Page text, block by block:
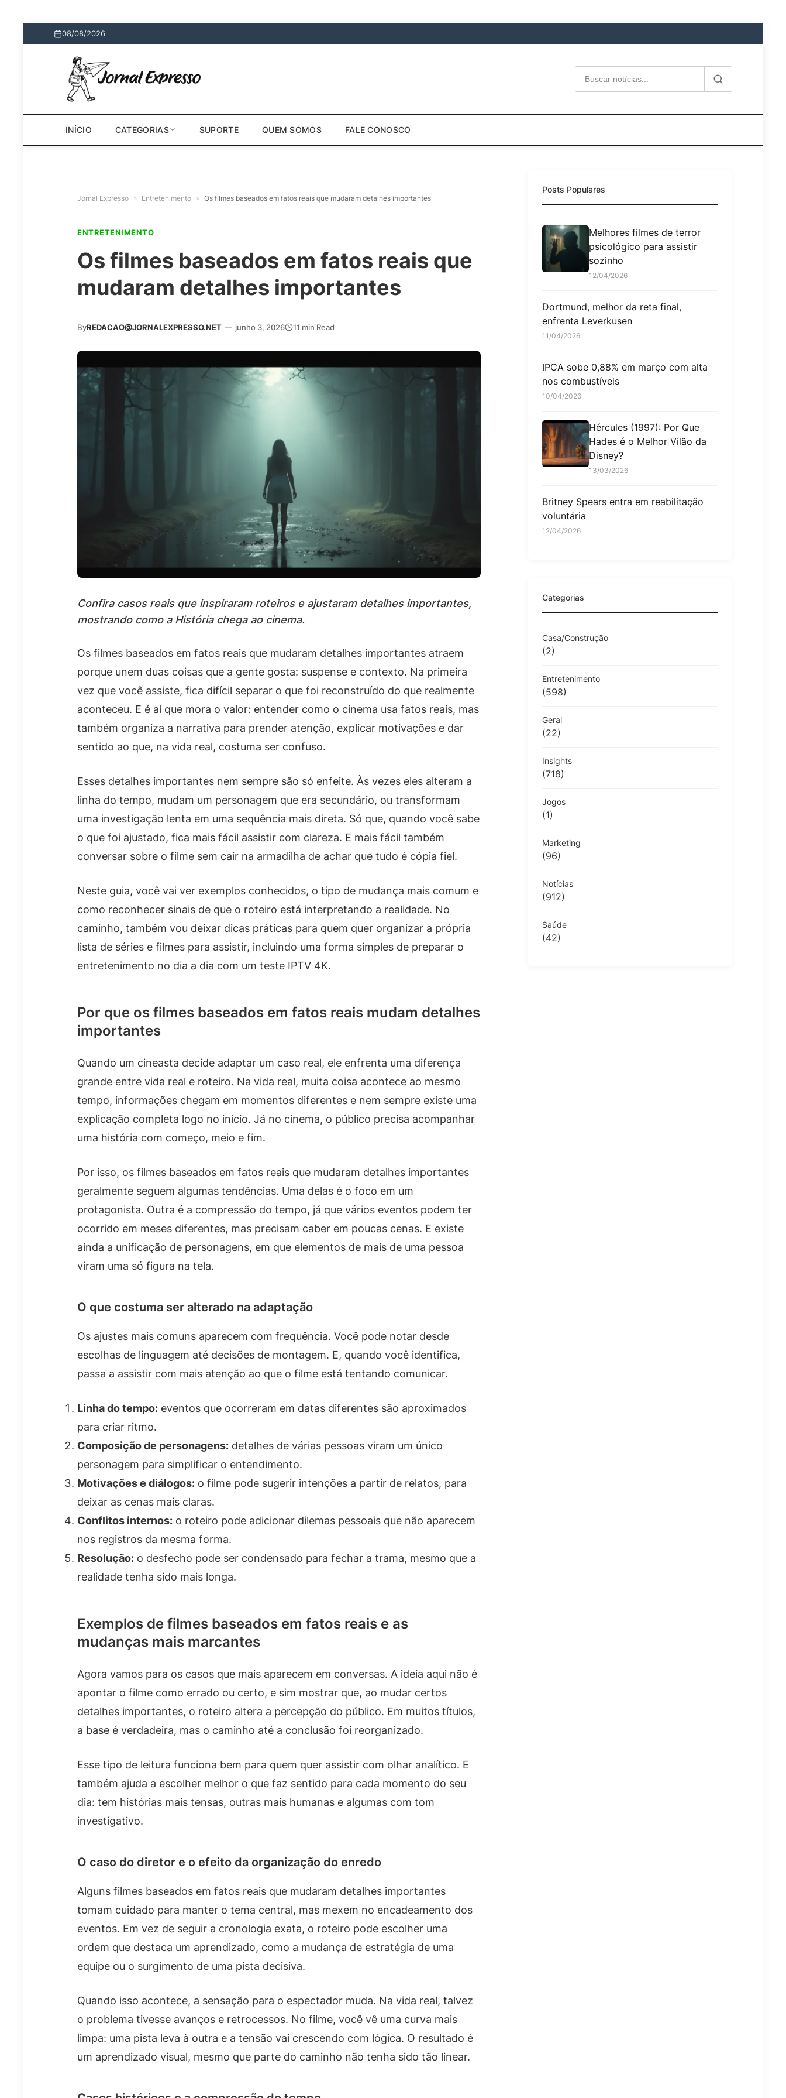
08/08/2026
INÍCIO CATEGORIAS SUPORTE QUEM SOMOS FALE CONOSCO
Jornal Expresso » Entretenimento » Os filmes baseados em fatos reais que mudaram detalhes importantes
ENTRETENIMENTO
Os filmes baseados em fatos reais que
mudaram detalhes importantes
ByREDACAO@JORNALEXPRESSO.NET — junho 3, 2026 11 min Read
Confira casos reais que inspiraram roteiros e ajustaram detalhes importantes,
mostrando como a História chega ao cinema.
Os filmes baseados em fatos reais que mudaram detalhes importantes atraem
porque unem duas coisas que a gente gosta: suspense e contexto. Na primeira
vez que você assiste, fica difícil separar o que foi reconstruído do que realmente
aconteceu. E é aí que mora o valor: entender como o cinema usa fatos reais, mas
também organiza a narrativa para prender atenção, explicar motivações e dar
sentido ao que, na vida real, costuma ser confuso.
Esses detalhes importantes nem sempre são só enfeite. Às vezes eles alteram a
linha do tempo, mudam um personagem que era secundário, ou transformam
uma investigação lenta em uma sequência mais direta. Só que, quando você sabe
o que foi ajustado, fica mais fácil assistir com clareza. E mais fácil também
conversar sobre o filme sem cair na armadilha de achar que tudo é cópia fiel.
Neste guia, você vai ver exemplos conhecidos, o tipo de mudança mais comum e
como reconhecer sinais de que o roteiro está interpretando a realidade. No
caminho, também vou deixar dicas práticas para quem quer organizar a própria
lista de séries e filmes para assistir, incluindo uma forma simples de preparar o
entretenimento no dia a dia com um teste IPTV 4K.
Por que os filmes baseados em fatos reais mudam detalhes
importantes
Quando um cineasta decide adaptar um caso real, ele enfrenta uma diferença
grande entre vida real e roteiro. Na vida real, muita coisa acontece ao mesmo
tempo, informações chegam em momentos diferentes e nem sempre existe uma
explicação completa logo no início. Já no cinema, o público precisa acompanhar
uma história com começo, meio e fim.
Por isso, os filmes baseados em fatos reais que mudaram detalhes importantes
geralmente seguem algumas tendências. Uma delas é o foco em um
protagonista. Outra é a compressão do tempo, já que vários eventos podem ter
ocorrido em meses diferentes, mas precisam caber em poucas cenas. E existe
ainda a unificação de personagens, em que elementos de mais de uma pessoa
viram uma só figura na tela.
O que costuma ser alterado na adaptação
Os ajustes mais comuns aparecem com frequência. Você pode notar desde
escolhas de linguagem até decisões de montagem. E, quando você identifica,
passa a assistir com mais atenção ao que o filme está tentando comunicar.
Linha do tempo: eventos que ocorreram em datas diferentes são aproximados
para criar ritmo.
Composição de personagens: detalhes de várias pessoas viram um único
personagem para simplificar o entendimento.
Motivações e diálogos: o filme pode sugerir intenções a partir de relatos, para
deixar as cenas mais claras.
Conflitos internos: o roteiro pode adicionar dilemas pessoais que não aparecem
nos registros da mesma forma.
Resolução: o desfecho pode ser condensado para fechar a trama, mesmo que a
realidade tenha sido mais longa.
Exemplos de filmes baseados em fatos reais e as
mudanças mais marcantes
Agora vamos para os casos que mais aparecem em conversas. A ideia aqui não é
apontar o filme como errado ou certo, e sim mostrar que, ao mudar certos
detalhes importantes, o roteiro altera a percepção do público. Em muitos títulos,
a base é verdadeira, mas o caminho até a conclusão foi reorganizado.
Esse tipo de leitura funciona bem para quem quer assistir com olhar analítico. E
também ajuda a escolher melhor o que faz sentido para cada momento do seu
dia: tem histórias mais tensas, outras mais humanas e algumas com tom
investigativo.
O caso do diretor e o efeito da organização do enredo
Alguns filmes baseados em fatos reais que mudaram detalhes importantes
tomam cuidado para manter o tema central, mas mexem no encadeamento dos
eventos. Em vez de seguir a cronologia exata, o roteiro pode escolher uma
ordem que destaca um aprendizado, como a mudança de estratégia de uma
equipe ou o surgimento de uma pista decisiva.
Quando isso acontece, a sensação para o espectador muda. Na vida real, talvez
o problema tivesse avanços e retrocessos. No filme, você vê uma curva mais
limpa: uma pista leva à outra e a tensão vai crescendo com lógica. O resultado é
um aprendizado visual, mesmo que parte do caminho não tenha sido tão linear.
Posts Populares
Melhores filmes de terror
psicológico para assistir
sozinho
12/04/2026
Dortmund, melhor da reta final,
enfrenta Leverkusen
11/04/2026
IPCA sobe 0,88% em março com alta
nos combustíveis
10/04/2026
Hércules (1997): Por Que
Hades é o Melhor Vilão da
Disney?
13/03/2026
Britney Spears entra em reabilitação
voluntária
12/04/2026
Categorias
Casa/Construção
(2)
Entretenimento
(598)
Geral
(22)
Insights
(718)
Jogos
(1)
Marketing
(96)
Notícias
(912)
Saúde
(42)